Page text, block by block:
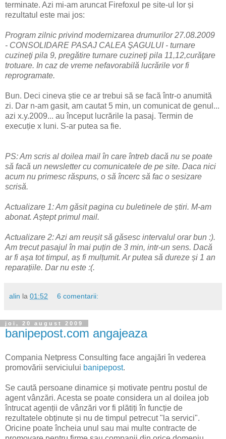
terminate. Azi mi-am aruncat Firefoxul pe site-ul lor și
rezultatul este mai jos:
Program zilnic privind modernizarea drumurilor 27.08.2009
- CONSOLIDARE PASAJ CALEA ŞAGULUI - turnare
cuzineţi pila 9, pregătire turnare cuzineţi pila 11,12,curăţare
trotuare. In caz de vreme nefavorabilă lucrările vor fi
reprogramate.
Bun. Deci cineva știe ce ar trebui să se facă într-o anumită
zi. Dar n-am gasit, am cautat 5 min, un comunicat de genul...
azi x.y.2009... au început lucrările la pasaj. Termin de
execuție x luni. S-ar putea sa fie.
PS: Am scris al doilea mail în care întreb dacă nu se poate
să facă un newsletter cu comunicatele de pe site. Daca nici
acum nu primesc răspuns, o să încerc să fac o sesizare
scrisă.
Actualizare 1: Am găsit pagina cu buletinele de știri. M-am
abonat. Aștept primul mail.
Actualizare 2: Azi am reușit să găsesc intervalul orar bun :).
Am trecut pasajul în mai puțin de 3 min, intr-un sens. Dacă
ar fi așa tot timpul, aș fi mulțumit. Ar putea să dureze și 1 an
reparațiile. Dar nu este :(.
alin la 01:52 6 comentarii:
joi, 20 august 2009
banipepost.com angajeaza
Compania Netpress Consulting face angajări în vederea
promovării serviciului banipepost.
Se caută persoane dinamice și motivate pentru postul de
agent vânzări. Acesta se poate considera un al doilea job
întrucat agenții de vânzări vor fi plătiți în funcție de
rezultatele obținute și nu de timpul petrecut "la servici".
Oricine poate încheia unul sau mai multe contracte de